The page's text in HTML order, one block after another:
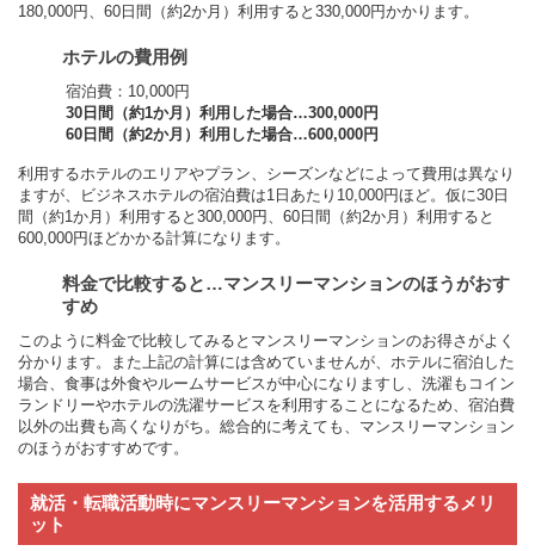
180,000円、60日間（約2か月）利用すると330,000円かかります。
ホテルの費用例
宿泊費：10,000円
30日間（約1か月）利用した場合…300,000円
60日間（約2か月）利用した場合…600,000円
利用するホテルのエリアやプラン、シーズンなどによって費用は異なり
ますが、ビジネスホテルの宿泊費は1日あたり10,000円ほど。仮に30日
間（約1か月）利用すると300,000円、60日間（約2か月）利用すると
600,000円ほどかかる計算になります。
料金で比較すると…マンスリーマンションのほうがおす
すめ
このように料金で比較してみるとマンスリーマンションのお得さがよく
分かります。また上記の計算には含めていませんが、ホテルに宿泊した
場合、食事は外食やルームサービスが中心になりますし、洗濯もコイン
ランドリーやホテルの洗濯サービスを利用することになるため、宿泊費
以外の出費も高くなりがち。総合的に考えても、マンスリーマンション
のほうがおすすめです。
就活・転職活動時にマンスリーマンションを活用するメリ
ット